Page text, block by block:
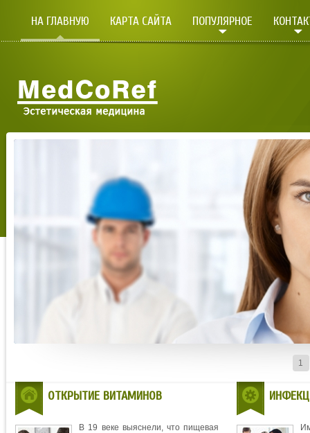
НА ГЛАВНУЮ КАРТА САЙТА ПОПУЛЯРНОЕ
1
ОТКРЫТИЕ ВИТАМИНОВ
В 19 веке выяснели, что пищевая